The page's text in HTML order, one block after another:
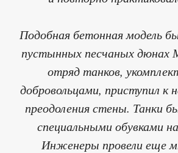
Подобная бетонная модель
пустынных песчаных дюнах
отряд танков,
добровольцами, приступил к
преодоления стены. Танки
специальными обувками
Инженеры провели еще